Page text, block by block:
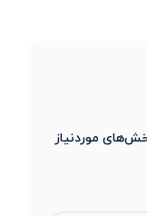
موردنیاز